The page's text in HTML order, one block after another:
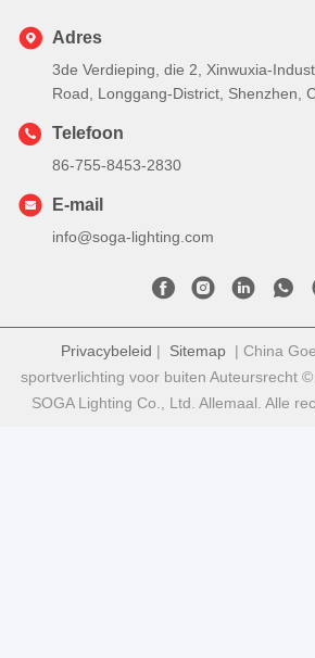
Adres
3de Verdieping, die 2, Xinwuxia-
Road, Longgang-District, Shenzhen,
Telefoon
86-755-8453-2830
E-mail
info@soga-lighting.com
Privacybeleid | Sitemap | China
sportverlichting voor buiten Auteursrecht
SOGA Lighting Co., Ltd. Allemaal. Alle